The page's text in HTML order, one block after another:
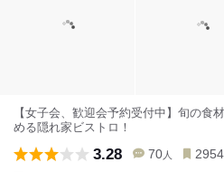
【女子会、歓迎会予約受付中】旬の食
める隠れ家ビストロ！
3.28 70 人 2954